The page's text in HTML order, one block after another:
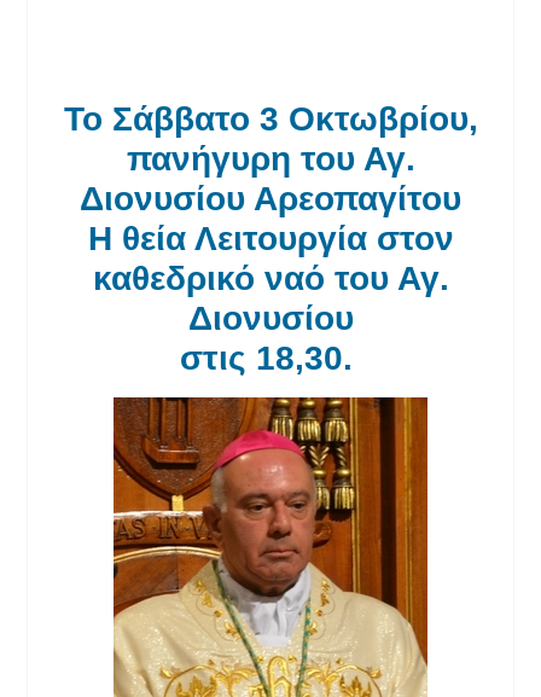
Το Σάββατο 3 Οκτωβρίου,
πανήγυρη του Αγ.
Διονυσίου Αρεοπαγίτου
Η θεία Λειτουργία στον
καθεδρικό ναό του Αγ.
Διονυσίου
στις 18,30.